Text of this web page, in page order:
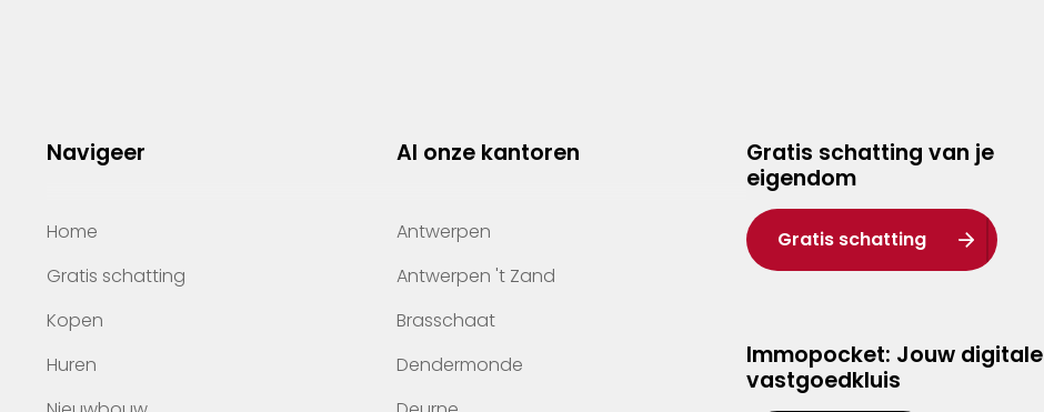
Navigeer
Home
Gratis schatting
Kopen
Huren
Al onze kantoren
Antwerpen
Antwerpen 't Zand
Brasschaat
Dendermonde
Gratis schatting van je
eigendom
Gratis schatting
Immopocket: Jouw digitale
vastgoedkluis